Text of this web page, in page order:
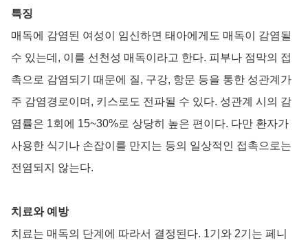
특징
매독에 감염된 여성이 임신하면 태아에게도 매독이 감염될
수 있는데, 이를 선천성 매독이라고 한다. 피부나 점막의 접
촉으로 감염되기 때문에 질, 구강, 항문 등을 통한 성관계가
주 감염경로이며, 키스로도 전파될 수 있다. 성관계 시의 감
염률은 1회에 15~30%로 상당히 높은 편이다. 다만 환자가
사용한 식기나 손잡이를 만지는 등의 일상적인 접촉으로는
전염되지 않는다.
치료와 예방
치료는 매독의 단계에 따라서 결정된다. 1기와 2기는 페니